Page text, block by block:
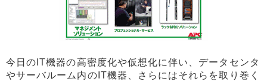
今日のIT機器の高密度化や仮想化に伴い、データセンタ
やサーバルーム内のIT機器、さらにはそれらを取り巻く